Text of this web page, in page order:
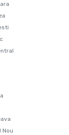
Nou